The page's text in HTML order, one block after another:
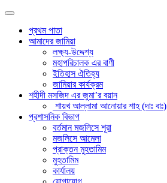
প্রথম পাতা
আমাদের জামিয়া
লক্ষ্য-উদ্দেশ্য
মহাপরিচালক এর বাণী
ইতিহাস ঐতিহ্য
জামিয়ার কার্যক্রম
শহীদী মসজিদ এর জুমা’র বয়ান
শায়খ আল্লামা আনোয়ার শাহ (দাঃ বাঃ)
প্রশাসনিক বিভাগ
বর্তমান মজলিসে শূরা
মজলিসে আমেলা
প্রাক্তন মুহতামিম
মুহতামিম
কার্যালয়